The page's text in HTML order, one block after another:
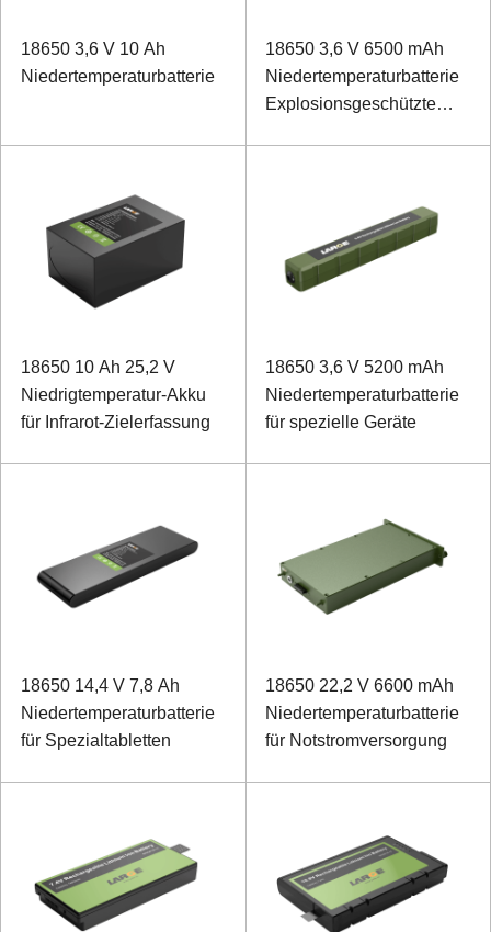
18650 3,6 V 10 Ah
Niedertemperaturbatterie
18650 3,6 V 6500 mAh
Niedertemperaturbatterie
Explosionsgeschützte
18650 10 Ah 25,2 V
Niedrigtemperatur-Akku
für Infrarot-Zielerfassung
18650 3,6 V 5200 mAh
Niedertemperaturbatterie
für spezielle Geräte
18650 14,4 V 7,8 Ah
Niedertemperaturbatterie
für Spezialtabletten
18650 22,2 V 6600 mAh
Niedertemperaturbatterie
für Notstromversorgung